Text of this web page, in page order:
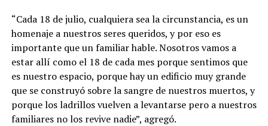
“Cada 18 de julio, cualquiera sea la circunstancia, es un
homenaje a nuestros seres queridos, y por eso es
importante que un familiar hable. Nosotros vamos a
estar allí como el 18 de cada mes porque sentimos que
es nuestro espacio, porque hay un edificio muy grande
que se construyó sobre la sangre de nuestros muertos, y
porque los ladrillos vuelven a levantarse pero a nuestros
familiares no los revive nadie”, agregó.